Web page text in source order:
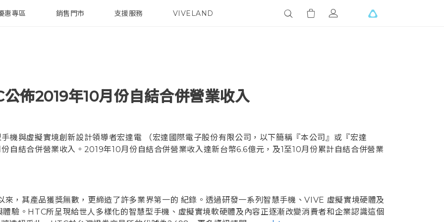
智慧型手機 配件
惠專區
點訊息 校園專案 企業採購
銷售門市
銷售通路 支援服務 VIVELAND
佈2019年10月份自結合併營業收入
機與虛擬實境創新設計領導者宏達電 （宏達國際電子股份有限公司，以下簡稱『本公司』或『宏達
自結合併營業收入。2019年10月份自結合併營業收入達新台幣6.6億元，及1至10月份累計自結合併營業
，其產品獲獎無數，更締造了許多業界第一的 紀錄。透過研發一系列智慧手機、VIVE 虛擬實境硬體及
驗。HTC所呈現給世人多樣化的智慧型手機、虛擬實境軟硬體及內容正逐漸改變消費者和企業認識這個